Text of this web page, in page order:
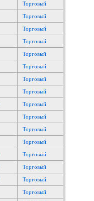
Торговый
Торговый
Торговый
Торговый
Торговый
Торговый
Торговый
Торговый
Торговый
Торговый
Торговый
Торговый
Торговый
Торговый
Торговый
Торговый